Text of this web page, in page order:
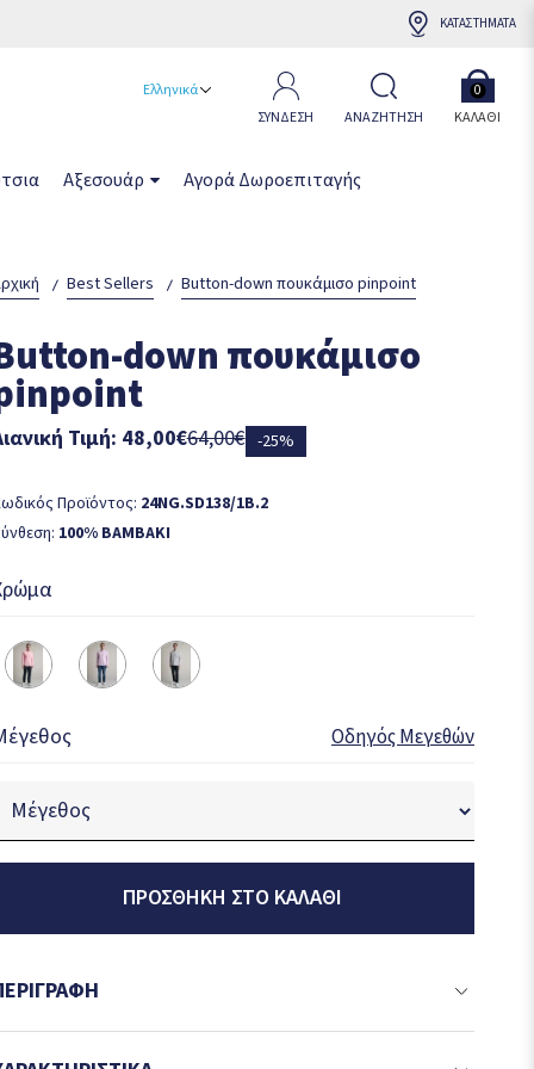
ΚΑΤΑΣΤΗΜΑΤΑ
Ελληνικά
ΣΥΝΔΕΣΗ
ΑΝΑΖΗΤΗΣΗ ΚΑΛΆΘΙ
0
Αξεσουάρ Αγορά Δωροεπιταγής
Best Sellers Button-down πουκάμισο pinpoint
down πουκάμισο
64,00€
Τιμή: 48,00€ -25%
Προϊόντος: 24NG.SD138/1B.2
100% BAMBAKI
Οδηγός Μεγεθών
ΠΡΟΣΘΉΚΗ ΣΤΟ ΚΑΛΆΘΙ